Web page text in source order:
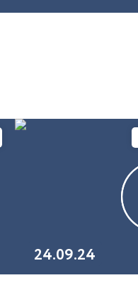
24.09.24